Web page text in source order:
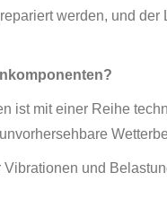
werden, und
ist mit einer Reihe
und